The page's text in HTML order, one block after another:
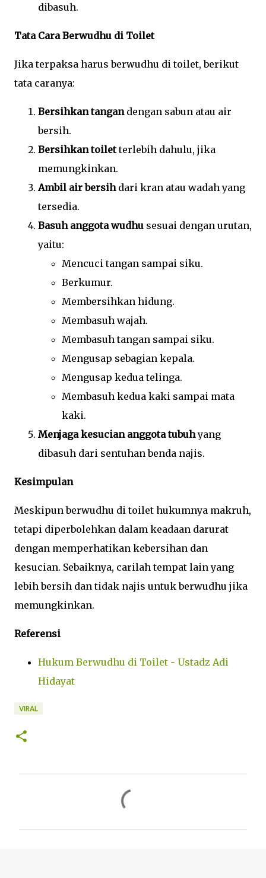
dibasuh.
Tata Cara Berwudhu di Toilet
Jika terpaksa harus berwudhu di toilet, berikut
tata caranya:
Bersihkan tangandengan sabun atau air
bersih.
Bersihkan toiletterlebih dahulu, jika
memungkinkan.
Ambil air bersihdari kran atau wadah yang
tersedia.
Basuh anggota wudhu sesuai dengan urutan,
yaitu:
Mencuci tangan sampai siku.
Berkumur.
Membersihkan hidung.
Membasuh wajah.
Membasuh tangan sampai siku.
Mengusap sebagian kepala.
Mengusap kedua telinga.
Membasuh kedua kaki sampai mata
kaki.
Menjaga kesucian anggota tubuhyang
dibasuh dari sentuhan benda najis.
Kesimpulan
Meskipun berwudhu di toilet hukumnya makruh,
tetapi diperbolehkan dalam keadaan darurat
dengan memperhatikan kebersihan dan
kesucian. Sebaiknya, carilah tempat lain yang
lebih bersih dan tidak najis untuk berwudhu jika
memungkinkan.
Referensi
Hukum Berwudhu di Toilet - Ustadz Adi
Hidayat
VIRAL